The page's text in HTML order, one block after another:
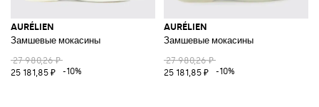
AURÉLIEN
Замшевые мокасины
27 980,26 ₽
25 181,85 ₽
-10%
AURÉLIEN
Замшевые мокасины
27 980,26 ₽
25 181,85 ₽
-10%